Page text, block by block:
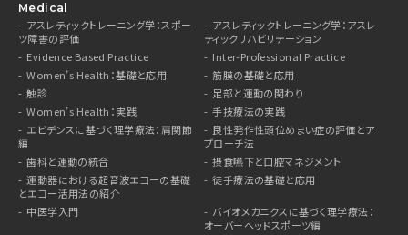
Medical
アスレティックトレーニング学：スポー
ツ障害の評価
アスレティックトレーニング学：アスレ
ティックリハビリテーション
Evidence Based Practice
Inter-Professional Practice
Women’s Health：基礎と応用
筋膜の基礎と応用
触診
足部と運動の関わり
Women’s Health：実践
手技療法の実践
エビデンスに基づく理学療法：肩関節
編
良性発作性頭位めまい症の評価とア
プローチ法
歯科と運動の統合
摂食嚥下と口腔マネジメント
運動器における超音波エコーの基礎
とエコー活用法の紹介
徒手療法の基礎と応用
中医学入門
バイオメカニクスに基づく理学療法：
オーバーヘッドスポーツ編